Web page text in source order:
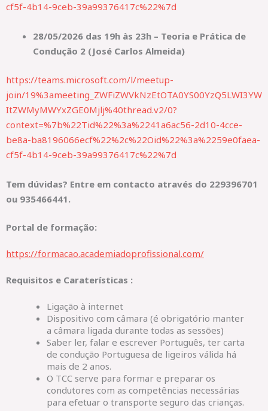
cf5f-4b14-9ceb-39a99376417c%22%7d
28/05/2026 das 19h às 23h – Teoria e Prática de
Condução 2 (José Carlos Almeida)
https://teams.microsoft.com/l/meetup-
join/19%3ameeting_ZWFiZWVkNzEtOTA0YS00YzQ5LWI3YW
ItZWMyMWYxZGE0Mjlj%40thread.v2/0?
context=%7b%22Tid%22%3a%2241a6ac56-2d10-4cce-
be8a-ba8196066ecf%22%2c%22Oid%22%3a%2259e0faea-
cf5f-4b14-9ceb-39a99376417c%22%7d
Tem dúvidas? Entre em contacto através do 229396701
ou 935466441.
Portal de formação:
https://formacao.academiadoprofissional.com/
Requisitos e Caraterísticas :
Ligação à internet
Dispositivo com câmara (é obrigatório manter
a câmara ligada durante todas as sessões)
Saber ler, falar e escrever Português, ter carta
de condução Portuguesa de ligeiros válida há
mais de 2 anos.
O TCC serve para formar e preparar os
condutores com as competências necessárias
para efetuar o transporte seguro das crianças.